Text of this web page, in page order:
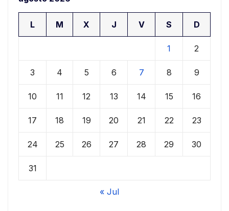
L M X J V S D
1 2
3 4 5 6 7 8 9
10 11 12 13 14 15 16
17 18 19 20 21 22 23
24 25 26 27 28 29 30
31
« Jul